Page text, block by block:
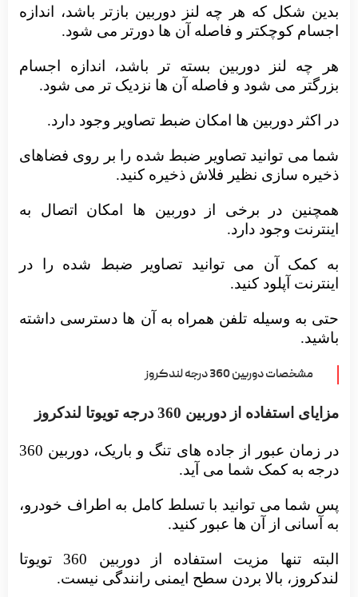
بدین شکل که هر چه لنز دوربین بازتر باشد، اندازه
اجسام کوچکتر و فاصله آن ها دورتر می شود.
هر چه لنز دوربین بسته تر باشد، اندازه اجسام
بزرگتر می شود و فاصله آن ها نزدیک تر می شود.
در اکثر دوربین ها امکان ضبط تصاویر وجود دارد.
شما می توانید تصاویر ضبط شده را بر روی فضاهای
ذخیره سازی نظیر فلاش ذخیره کنید.
همچنین در برخی از دوربین ها امکان اتصال به
اینترنت وجود دارد.
به کمک آن می توانید تصاویر ضبط شده را در
اینترنت آپلود کنید.
حتی به وسیله تلفن همراه به آن ها دسترسی داشته
باشید.
مشخصات دوربین 360 درجه لندکروز
مزایای استفاده از دوربین 360 درجه تویوتا لندکروز
در زمان عبور از جاده های تنگ و باریک، دوربین 360
درجه به کمک شما می آید.
پس شما می توانید با تسلط کامل به اطراف خودرو،
به آسانی از آن ها عبور کنید.
البته تنها مزیت استفاده از دوربین 360 تویوتا
لندکروز، بالا بردن سطح ایمنی رانندگی نیست.